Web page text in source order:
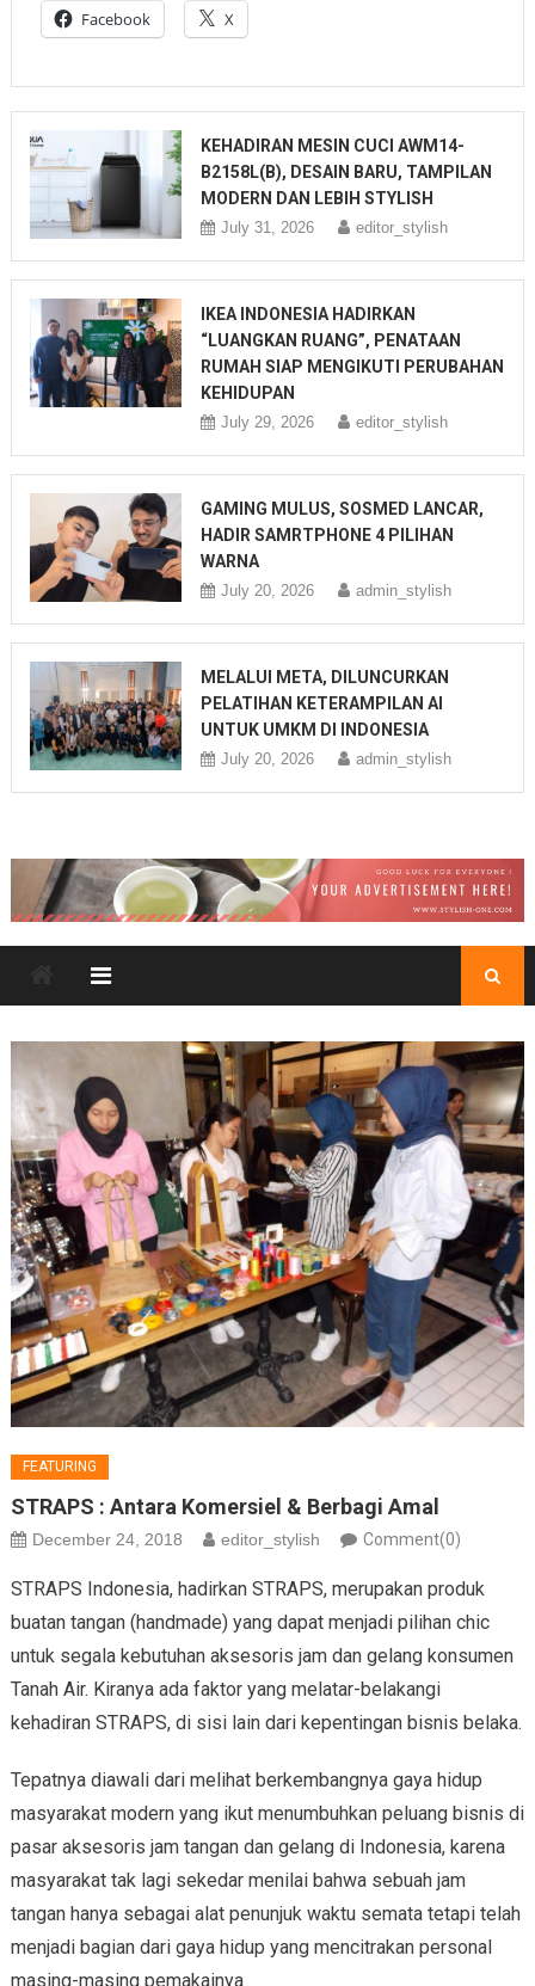
Facebook X
KEHADIRAN MESIN CUCI AWM14-
B2158L(B), DESAIN BARU, TAMPILAN
MODERN DAN LEBIH STYLISH
July 31, 2026 editor_stylish
IKEA INDONESIA HADIRKAN
“LUANGKAN RUANG”, PENATAAN
RUMAH SIAP MENGIKUTI PERUBAHAN
KEHIDUPAN
July 29, 2026 editor_stylish
GAMING MULUS, SOSMED LANCAR,
HADIR SAMRTPHONE 4 PILIHAN
WARNA
July 20, 2026 admin_stylish
MELALUI META, DILUNCURKAN
PELATIHAN KETERAMPILAN AI
UNTUK UMKM DI INDONESIA
July 20, 2026 admin_stylish
FEATURING
STRAPS : Antara Komersiel & Berbagi Amal
December 24, 2018 editor_stylish Comment(0)
STRAPS Indonesia, hadirkan STRAPS, merupakan produk
buatan tangan (handmade) yang dapat menjadi pilihan chic
untuk segala kebutuhan aksesoris jam dan gelang konsumen
Tanah Air. Kiranya ada faktor yang melatar-belakangi
kehadiran STRAPS, di sisi lain dari kepentingan bisnis belaka.
Tepatnya diawali dari melihat berkembangnya gaya hidup
masyarakat modern yang ikut menumbuhkan peluang bisnis di
pasar aksesoris jam tangan dan gelang di Indonesia, karena
masyarakat tak lagi sekedar menilai bahwa sebuah jam
tangan hanya sebagai alat penunjuk waktu semata tetapi telah
menjadi bagian dari gaya hidup yang mencitrakan personal
masing-masing pemakainya